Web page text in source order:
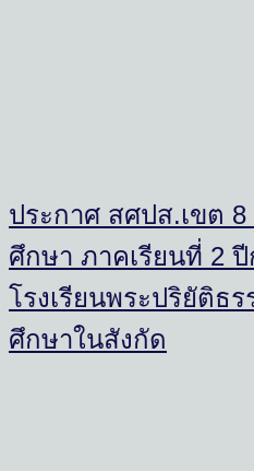
ประกาศ สศปส.เขต 8
ศึกษา ภาคเรียนที่ 2
โรงเรียนพระปริยัติธ
ศึกษาในสังกัด